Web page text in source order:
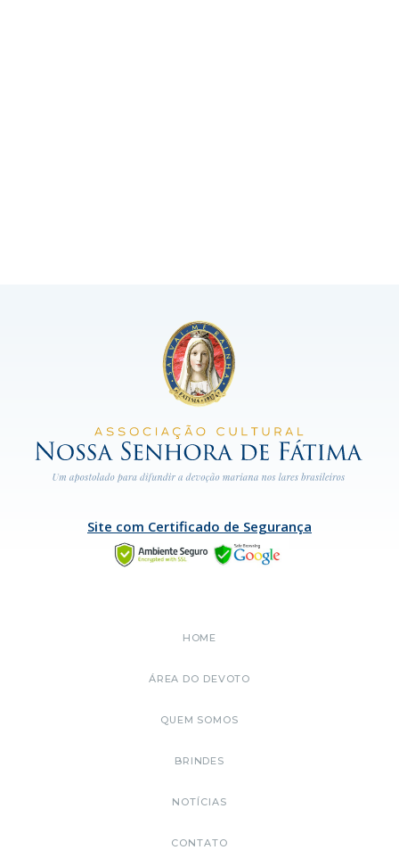
Site com Certificado de Segurança
HOME
ÁREA DO DEVOTO
QUEM SOMOS
BRINDES
NOTÍCIAS
CONTATO